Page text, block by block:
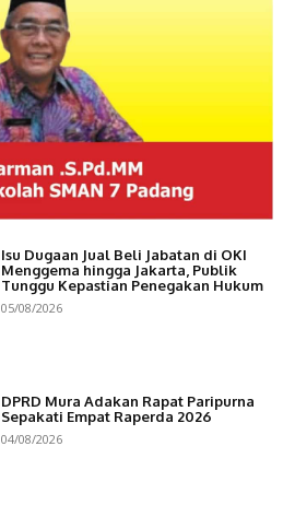
Isu Dugaan Jual Beli Jabatan di OKI
Menggema hingga Jakarta, Publik
Tunggu Kepastian Penegakan Hukum
05/08/2026
DPRD Mura Adakan Rapat Paripurna
Sepakati Empat Raperda 2026
04/08/2026